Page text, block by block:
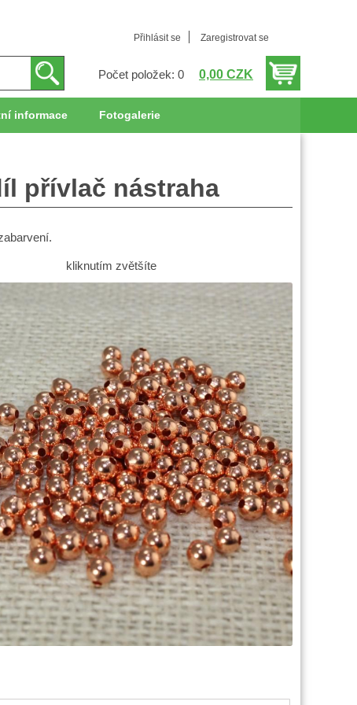
Přihlásit se Zaregistrovat se
Počet položek: 0 0,00 CZK
informace Fotogalerie
přívlač nástraha
kliknutím zvětšíte